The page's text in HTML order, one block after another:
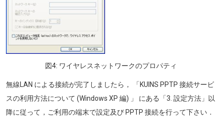
図4: ワイヤレスネットワークのプロパティ
無線LAN による接続が完了しましたら， 「KUINS PPTP 接続サービ
スの利用方法について (Windows XP 編) 」 にある「3. 設定方法」以
降に従って，ご利用の端末で設定及び PPTP 接続を行って下さい．